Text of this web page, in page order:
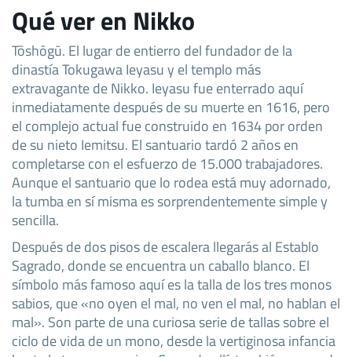
Qué ver en Nikko
Tōshōgū. El lugar de entierro del fundador de la
dinastía Tokugawa Ieyasu y el templo más
extravagante de Nikko. Ieyasu fue enterrado aquí
inmediatamente después de su muerte en 1616, pero
el complejo actual fue construido en 1634 por orden
de su nieto Iemitsu. El santuario tardó 2 años en
completarse con el esfuerzo de 15.000 trabajadores.
Aunque el santuario que lo rodea está muy adornado,
la tumba en sí misma es sorprendentemente simple y
sencilla.
Después de dos pisos de escalera llegarás al Establo
Sagrado, donde se encuentra un caballo blanco. El
símbolo más famoso aquí es la talla de los tres monos
sabios, que «no oyen el mal, no ven el mal, no hablan el
mal». Son parte de una curiosa serie de tallas sobre el
ciclo de vida de un mono, desde la vertiginosa infancia